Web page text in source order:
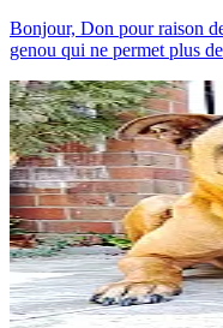
Bonjour, Don pour raison
genou qui ne permet plus